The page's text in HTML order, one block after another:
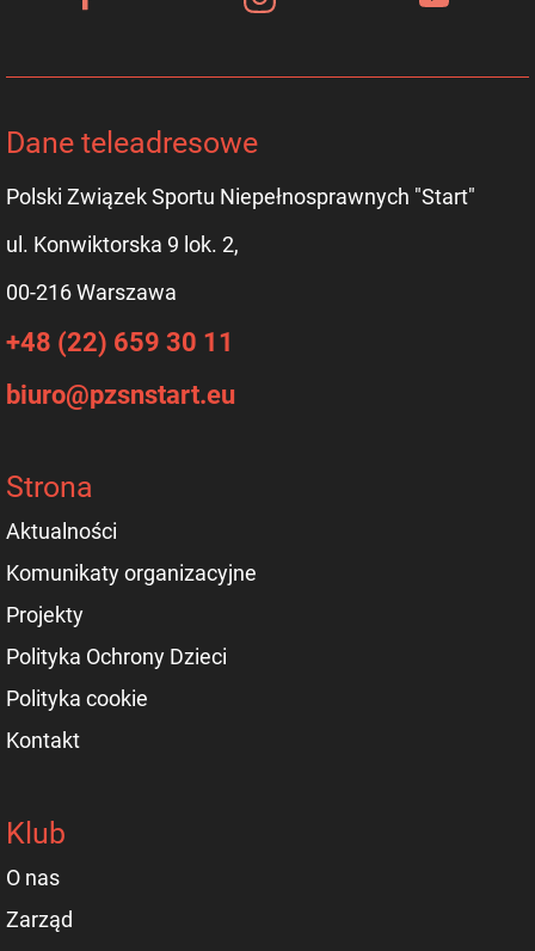
Dane teleadresowe
Polski Związek Sportu Niepełnosprawnych "Start"
ul. Konwiktorska 9 lok. 2,
00-216 Warszawa
+48 (22) 659 30 11
biuro@pzsnstart.eu
Strona
Aktualności
Komunikaty organizacyjne
Projekty
Polityka Ochrony Dzieci
Polityka cookie
Kontakt
Klub
O nas
Zarząd